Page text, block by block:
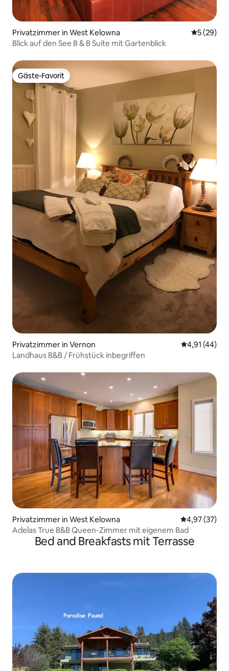
Privatzimmer in West Kelowna
5 (29)
Blick auf den See B & B Suite mit Gartenblick
Gäste-Favorit
Gäste-Favorit
Privatzimmer in Vernon
4,91 (44)
Landhaus B&B / Frühstück inbegriffen
Privatzimmer in West Kelowna
4,97 (37)
Adelas True B&B Queen-Zimmer mit eigenem Bad
Bed and Breakfasts mit Terrasse